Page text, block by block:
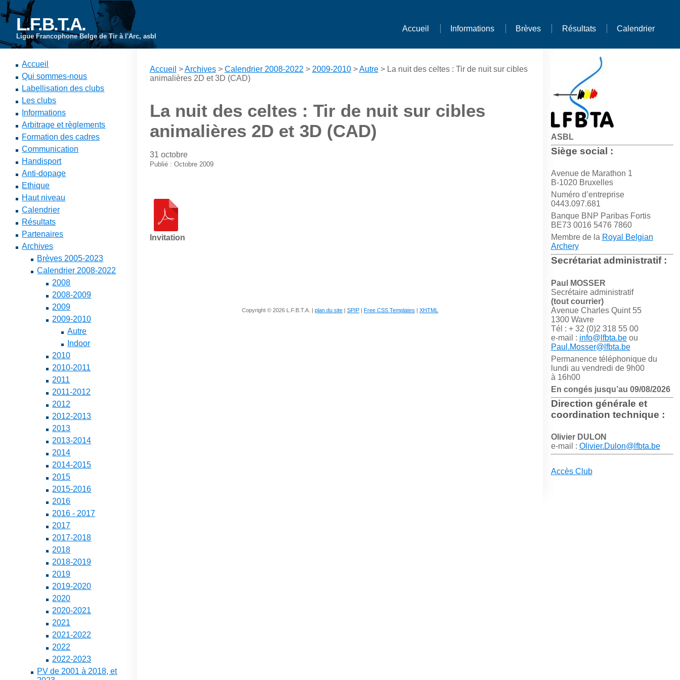
L.F.B.T.A.
Ligue Francophone Belge de Tir à l'Arc, asbl
Accueil Informations Brèves Résultats Calendrier
ASBL
Siège social :
Avenue de Marathon 1
B-1020 Bruxelles
Numéro d’entreprise
0443.097.681
Banque BNP Paribas Fortis
BE73 0016 5476 7860
Membre de la Royal Belgian
Archery
Secrétariat administratif :
Paul MOSSER
Secrétaire administratif
(tout courrier)
Avenue Charles Quint 55
1300 Wavre
Tél : + 32 (0)2 318 55 00
e-mail : info@lfbta.beou
Paul.Mosser@lfbta.be
Permanence téléphonique du
lundi au vendredi de 9h00
à 16h00
En congés jusqu’au 09/08/2026
Direction générale et
coordination technique :
Olivier DULON
e-mail : Olivier.Dulon@lfbta.be
Accès Club
Accueil
Qui sommes-nous
Labellisation des clubs
Les clubs
Informations
Arbitrage et règlements
Formation des cadres
Communication
Handisport
Anti-dopage
Ethique
Haut niveau
Calendrier
Résultats
Partenaires
Archives
Brèves 2005-2023
Calendrier 2008-2022
2008
2008-2009
2009
2009-2010
Autre
Indoor
2010
2010-2011
2011
2011-2012
2012
2012-2013
2013
2013-2014
2014
2014-2015
2015
2015-2016
2016
2016 - 2017
2017
2017-2018
2018
2018-2019
2019
2019-2020
2020
2020-2021
2021
2021-2022
2022
2022-2023
PV de 2001 à 2018, et
Accueil >Archives> Calendrier 2008-2022 > 2009-2010>Autre> La nuit des celtes : Tir de nuit sur cibles
animalières 2D et 3D (CAD)
La nuit des celtes : Tir de nuit sur cibles
animalières 2D et 3D (CAD)
31 octobre
Publié : Octobre 2009
Invitation
Copyright © 2026 L.F.B.T.A. | plan du site | SPIP | Free CSS Templates | XHTML